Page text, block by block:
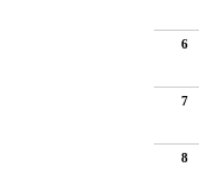
6
7
8